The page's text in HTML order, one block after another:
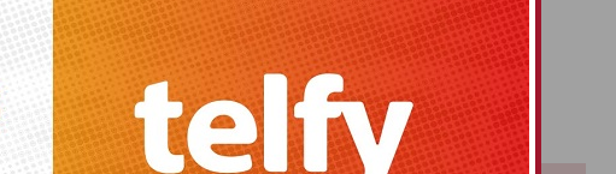
Primitiva
El Gordo
Euromillones
Loteria
Once